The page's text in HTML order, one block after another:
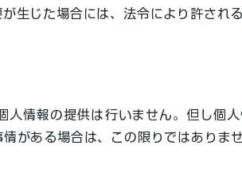
生じた場合には、法令により許され
情報の提供は行いません。但し個
がある場合は、この限りではありませ